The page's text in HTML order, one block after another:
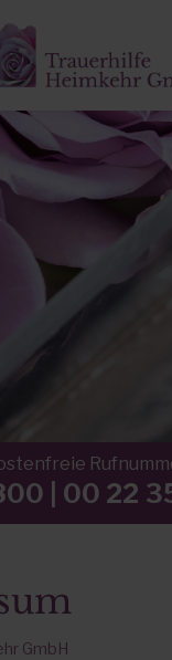
| 00 22
GmbH